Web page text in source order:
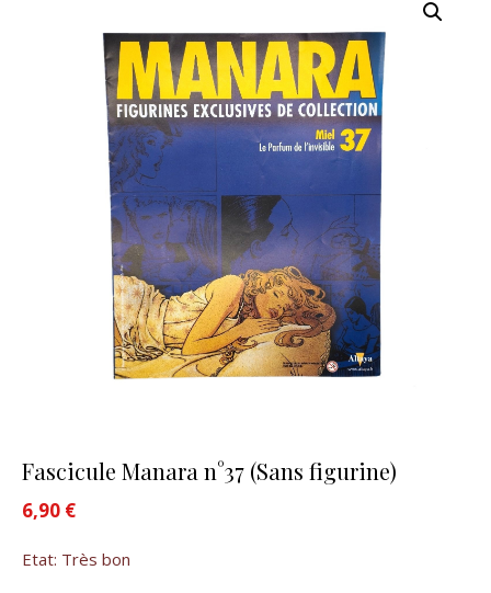
Fascicule Manara n°37 (Sans figurine)
6,90 €
Etat: Très bon